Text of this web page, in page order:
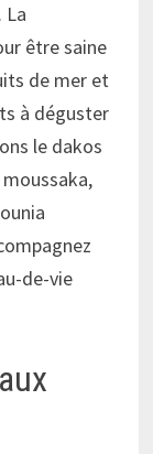
La
être saine
de mer et
à déguster
le dakos
de-vie